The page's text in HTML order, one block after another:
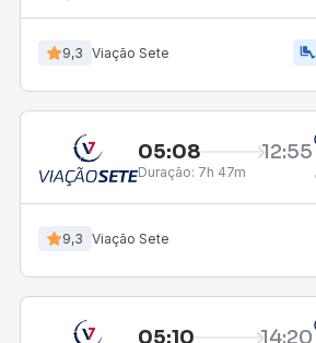
9,3 Viação Sete airline_seat_legroom_extra
05:08 12:55
Duração: 7h 47m
9,3 Viação Sete
05:10 14:20